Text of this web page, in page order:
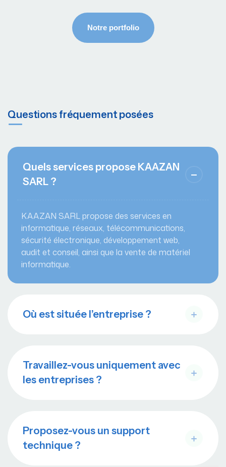
Questions fréquement posées
Quels services propose KAAZAN
SARL ?
KAAZAN SARL propose des services en
informatique, réseaux, télécommunications,
sécurité électronique, développement web,
audit et conseil, ainsi que la vente de matériel
informatique.
Où est située l’entreprise ?
Travaillez-vous uniquement avec
les entreprises ?
Proposez-vous un support
technique ?